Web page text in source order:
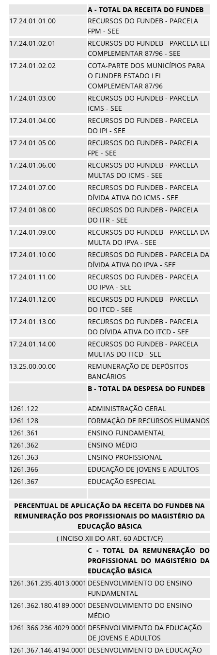
A - TOTAL DA RECEITA DO FUNDEB
17.24.01.01.00
RECURSOS DO FUNDEB - PARCELA
FPM - SEE
17.24.01.02.01
RECURSOS DO FUNDEB - PARCELA LEI
COMPLEMENTAR 87/96 - SEE
17.24.01.02.02
COTA-PARTE DOS MUNICÍPIOS PARA
O FUNDEB ESTADO LEI
COMPLEMENTAR 87/96
17.24.01.03.00
RECURSOS DO FUNDEB - PARCELA
ICMS - SEE
17.24.01.04.00
RECURSOS DO FUNDEB - PARCELA
DO IPI - SEE
17.24.01.05.00
RECURSOS DO FUNDEB - PARCELA
FPE - SEE
17.24.01.06.00
RECURSOS DO FUNDEB - PARCELA
MULTAS DO ICMS - SEE
17.24.01.07.00
RECURSOS DO FUNDEB - PARCELA
DÍVIDA ATIVA DO ICMS - SEE
17.24.01.08.00
RECURSOS DO FUNDEB - PARCELA
DO ITR - SEE
17.24.01.09.00
RECURSOS DO FUNDEB - PARCELA DA
MULTA DO IPVA - SEE
17.24.01.10.00
RECURSOS DO FUNDEB - PARCELA DA
DÍVIDA ATIVA DO IPVA - SEE
17.24.01.11.00
RECURSOS DO FUNDEB - PARCELA
DO IPVA - SEE
17.24.01.12.00
RECURSOS DO FUNDEB - PARCELA
DO ITCD - SEE
17.24.01.13.00
RECURSOS DO FUNDEB - PARCELA
DO DÍVIDA ATIVA DO ITCD - SEE
17.24.01.14.00
RECURSOS DO FUNDEB - PARCELA
MULTAS DO ITCD - SEE
13.25.00.00.00
REMUNERAÇÃO DE DEPÓSITOS
BANCÁRIOS
B - TOTAL DA DESPESA DO FUNDEB
1261.122
ADMINISTRAÇÃO GERAL
1261.128
FORMAÇÃO DE RECURSOS HUMANOS
1261.361
ENSINO FUNDAMENTAL
1261.362
ENSINO MÉDIO
1261.363
ENSINO PROFISSIONAL
1261.366
EDUCAÇÃO DE JOVENS E ADULTOS
1261.367
EDUCAÇÃO ESPECIAL
PERCENTUAL DE APLICAÇÃO DA RECEITA DO FUNDEB NA
REMUNERAÇÃO DOS PROFISSIONAIS DO MAGISTÉRIO DA
EDUCAÇÃO BÁSICA
( INCISO XII DO ART. 60 ADCT/CF)
C - TOTAL DA REMUNERAÇÃO DO
PROFISSIONAL DO MAGISTÉRIO DA
EDUCAÇÃO BÁSICA
1261.361.235.4013.0001 DESENVOLVIMENTO DO ENSINO
FUNDAMENTAL
1261.362.180.4189.0001 DESENVOLVIMENTO DO ENSINO
MÉDIO
1261.366.236.4029.0001 DESENVOLVIMENTO DA EDUCAÇÃO
DE JOVENS E ADULTOS
1261.367.146.4194.0001 DESENVOLVIMENTO DA EDUCAÇÃO